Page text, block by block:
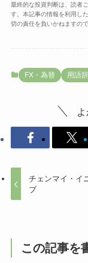
最終的な投資判断は、読者
す。本記事の情報を利用し
切の責任を負いかねますの
FX・為替 用語
チェンマイ・イ
ブ
この記事を